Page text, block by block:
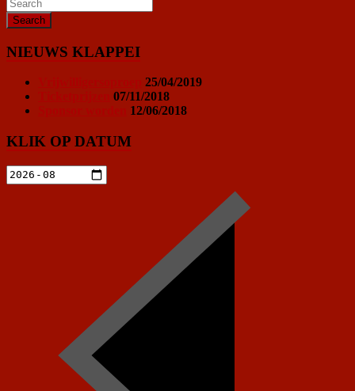
NIEUWS KLAPPEI
25/04/2019
07/11/2018
12/06/2018
KLIK OP DATUM